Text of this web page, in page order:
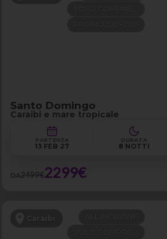
Santo Domingo
Caraibi e mare tropicale
PARTENZA
13 FEB 27
DURATA
8 NOTTI
DA2499€2299€
Caraibi